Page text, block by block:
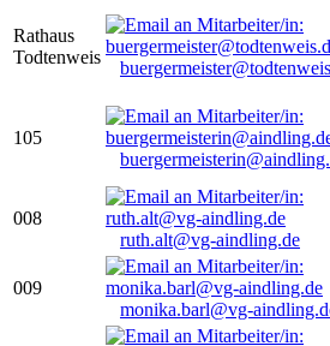
Rathaus
Todtenweis
105
008
ruth.alt@vg-aindling.de
009
monika.barl@vg-